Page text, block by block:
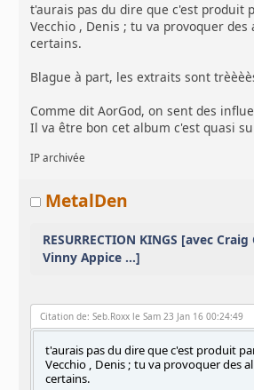
t'aurais pas du dire que c'est produit
Vecchio , Denis ; tu va provoquer des
certains.
Blague à part, les extraits sont
Comme dit AorGod, on sent des
Il va être bon cet album c'est quasi
IP archivée
MetalDen
RESURRECTION KINGS [avec
Vinny Appice ...]
Citation de: Seb.Roxx le Sam 23 Jan 16 00:24:49
t'aurais pas du dire que c'est produit
Vecchio , Denis ; tu va provoquer des
certains.